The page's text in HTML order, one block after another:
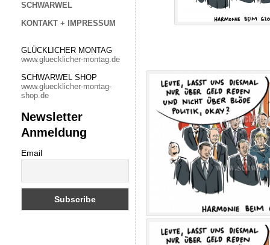
SCHWARWEL
KONTAKT + IMPRESSUM
GLÜCKLICHER MONTAG
www.gluecklicher-montag.de
SCHWARWEL SHOP
www.gluecklicher-montag-
shop.de
Newsletter
Anmeldung
Email